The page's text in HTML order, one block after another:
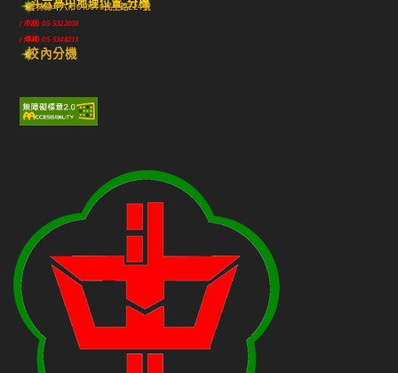
斗六高中地理位置-分機
雲林縣斗六市640010民生路224號
(市話) 05-5322039
(傳真) 05-5348213
校內分機